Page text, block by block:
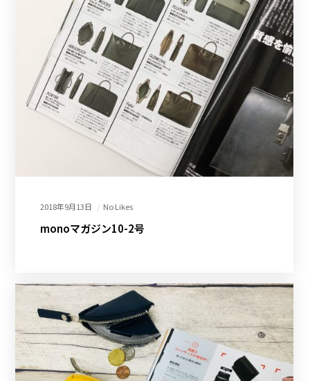
2018年9月13日 No Likes
monoマガジン10-2号